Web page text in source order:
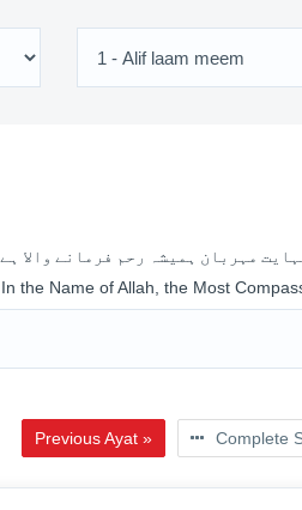
مہربان ہمیشہ رحم فرمانے والا ہے
In the Name of Allah, the Most
Previous Ayat » Complete